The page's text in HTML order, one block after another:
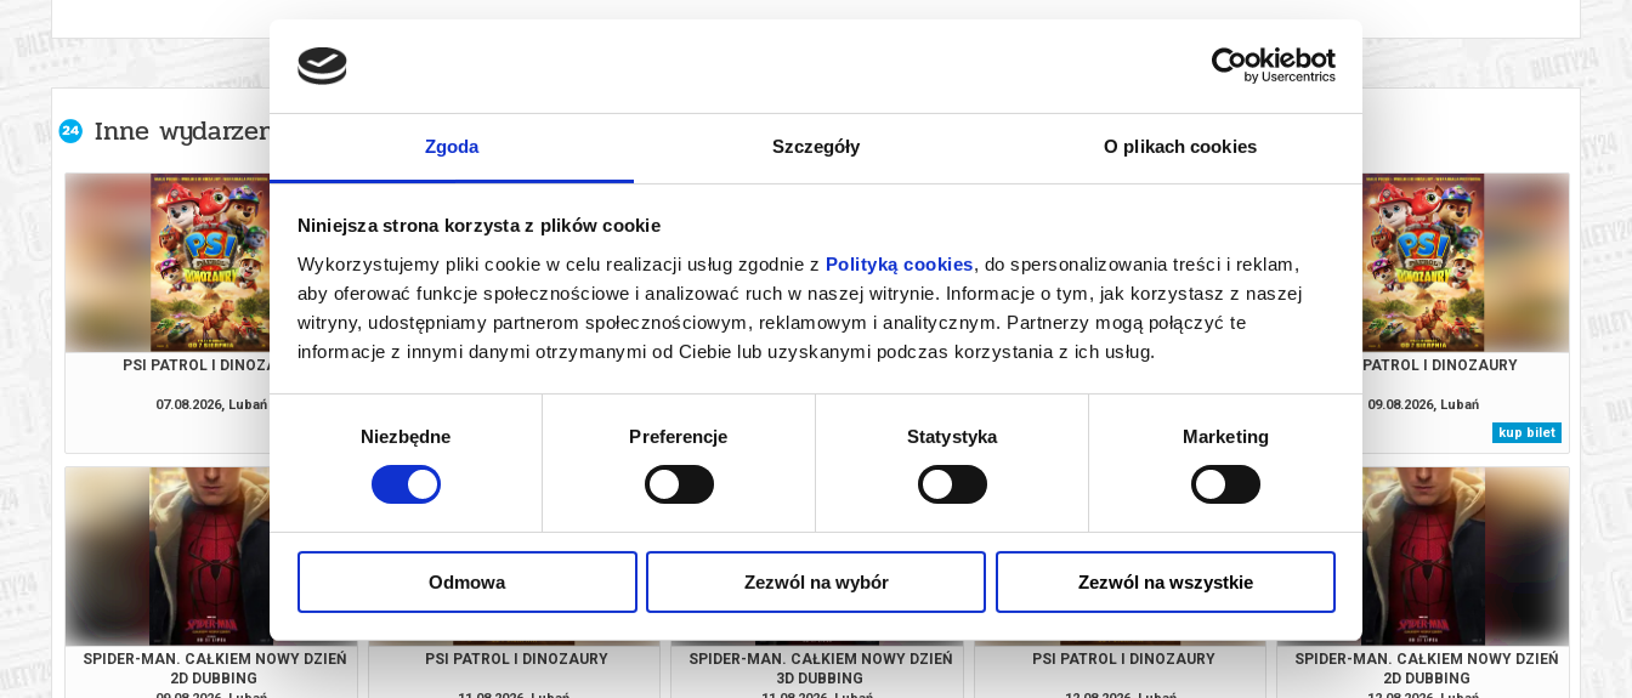
Zgoda Szczegóły O plikach cookies
Niniejsza strona korzysta z plików cookie
Wykorzystujemy pliki cookie w celu realizacji usług zgodnie z Polityką cookies, do spersonalizowania treści i reklam,
aby oferować funkcje społecznościowe i analizować ruch w naszej witrynie. Informacje o tym, jak korzystasz z naszej
witryny, udostępniamy partnerom społecznościowym, reklamowym i analitycznym. Partnerzy mogą połączyć te
informacje z innymi danymi otrzymanymi od Ciebie lub uzyskanymi podczas korzystania z ich usług.
Niezbędne Preferencje Statystyka Marketing
Odmowa Zezwól na wybór Zezwól na wszystkie
Inne wydarzenia organizatora
PSI PATROL I DINOZAURY
07.08.2026, Lubań
SPIDER-MAN. CAŁKIEM NOWY DZIEŃ
kup bilet
PSI PATROL I DINOZAURY
kup bilet
SPIDER-MAN. CAŁKIEM NOWY DZIEŃ
kup bilet
PSI PATROL I DINOZAURY
09.08.2026, Lubań
kup bilet
SPIDER-MAN. CAŁKIEM NOWY DZIEŃ
2D DUBBING
PSI PATROL I DINOZAURY
SPIDER-MAN. CAŁKIEM NOWY DZIEŃ
3D DUBBING
PSI PATROL I DINOZAURY
SPIDER-MAN. CAŁKIEM NOWY DZIEŃ
2D DUBBING